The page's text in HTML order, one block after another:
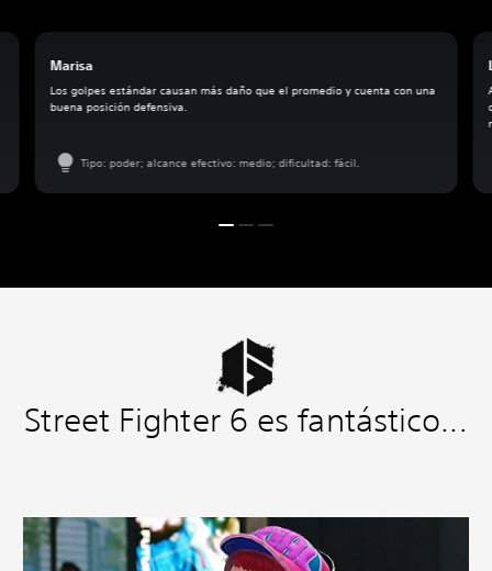
Marisa
Los golpes estándar causan más daño que el promedio y cuenta con una
buena posición defensiva.
Tipo: poder; alcance efectivo: medio; dificultad: fácil.
Street Fighter 6 es fantástico...